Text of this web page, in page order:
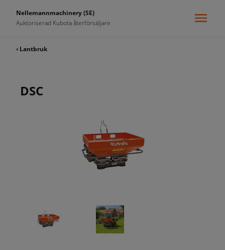
Nellemannmachinery (SE)
Auktoriserad Kubota återförsäljare
‹ Lantbruk
DSC